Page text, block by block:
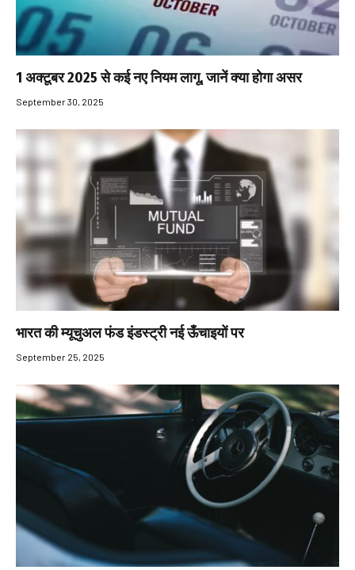
1 अक्टूबर 2025 से कई नए नियम लागू, जानें क्या होगा असर
September 30, 2025
भारत की म्यूचुअल फंड इंडस्ट्री नई ऊँचाइयों पर
September 25, 2025